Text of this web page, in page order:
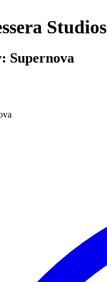
Studios
Supernova